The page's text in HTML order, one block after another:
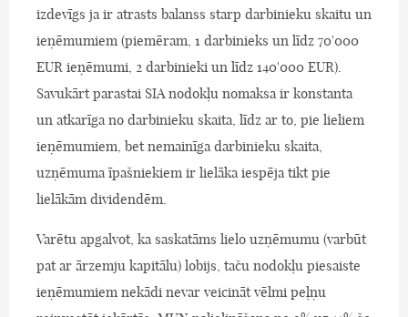
izdevīgs ja ir atrasts balanss starp darbinieku skaitu un
ieņēmumiem (piemēram, 1 darbinieks un līdz 70'000
EUR ieņēmumi, 2 darbinieki un līdz 140'000 EUR).
Savukārt parastai SIA nodokļu nomaksa ir konstanta
un atkarīga no darbinieku skaita, līdz ar to, pie lieliem
ieņēmumiem, bet nemainīga darbinieku skaita,
uzņēmuma īpašniekiem ir lielāka iespēja tikt pie
lielākām dividendēm.
Varētu apgalvot, ka saskatāms lielo uzņēmumu (varbūt
pat ar ārzemju kapitālu) lobijs, taču nodokļu piesaiste
ieņēmumiem nekādi nevar veicināt vēlmi peļņu